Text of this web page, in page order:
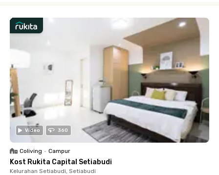
Video 360
Coliving • Campur
Kost Rukita Capital Setiabudi
Kelurahan Setiabudi, Setiabudi